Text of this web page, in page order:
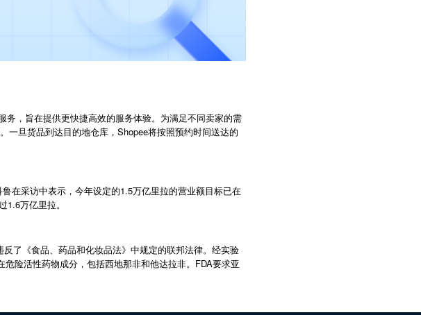
，旨在提供更快捷高效的服务体验。为满足不同卖家的需
一旦货品到达目的地仓库，Shopee将按照预约时间送达的
在采访中表示，今年设定的1.5万亿里拉的营业额目标已在
万亿里拉。
反了《食品、药品和化妆品法》中规定的联邦法律。经实验
险活性药物成分，包括西地那非和他达拉非。 FDA要求亚